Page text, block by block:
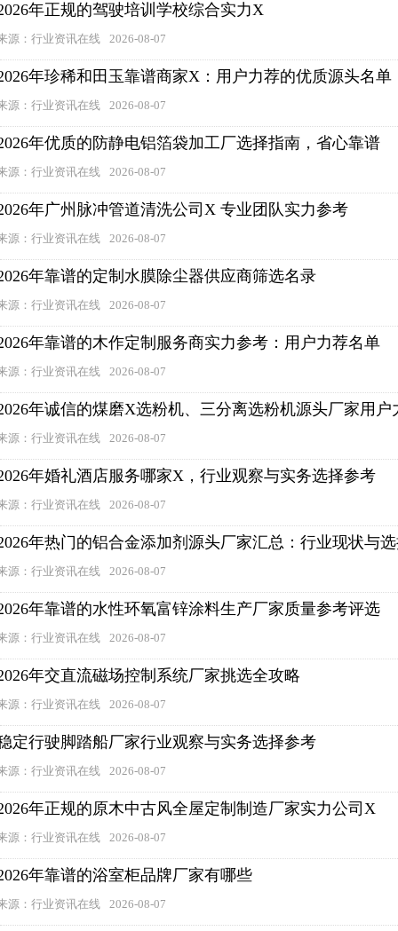
年正规的驾驶培训学校综合实力X
源：行业资讯在线 2026-08-07
年珍稀和田玉靠谱商家X：用户力荐的优质源头名单
源：行业资讯在线 2026-08-07
年优质的防静电铝箔袋加工厂选择指南，省心靠谱
源：行业资讯在线 2026-08-07
年广州脉冲管道清洗公司X 专业团队实力参考
源：行业资讯在线 2026-08-07
年靠谱的定制水膜除尘器供应商筛选名录
源：行业资讯在线 2026-08-07
年靠谱的木作定制服务商实力参考：用户力荐名单
源：行业资讯在线 2026-08-07
年诚信的煤磨X选粉机、三分离选粉机源头厂家用户
源：行业资讯在线 2026-08-07
年婚礼酒店服务哪家X，行业观察与实务选择参考
源：行业资讯在线 2026-08-07
年热门的铝合金添加剂源头厂家汇总：行业现状与
源：行业资讯在线 2026-08-07
年靠谱的水性环氧富锌涂料生产厂家质量参考评选
源：行业资讯在线 2026-08-07
年交直流磁场控制系统厂家挑选全攻略
源：行业资讯在线 2026-08-07
定行驶脚踏船厂家行业观察与实务选择参考
源：行业资讯在线 2026-08-07
年正规的原木中古风全屋定制制造厂家实力公司X
源：行业资讯在线 2026-08-07
年靠谱的浴室柜品牌厂家有哪些
源：行业资讯在线 2026-08-07